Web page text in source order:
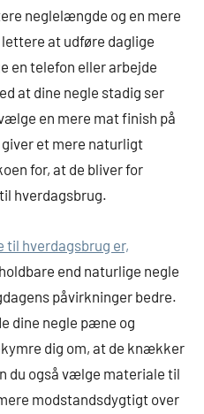
neglelængde og en mere
at udføre daglige
en telefon eller arbejde
at dine negle stadig ser
en mere mat finish på
et mere naturligt
for, at de bliver for
hverdagsbrug.
til hverdagsbrug er,
end naturlige negle
påvirkninger bedre.
dine negle pæne og
dig om, at de knækker
du også vælge materiale til
modstandsdygtigt over